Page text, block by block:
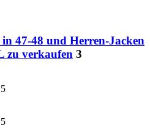
in 47-48 und Herren-Jacken
verkaufen 3